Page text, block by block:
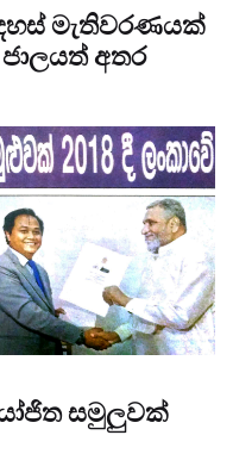
මැතිවරණයක්
අතර
සමුලුවක්